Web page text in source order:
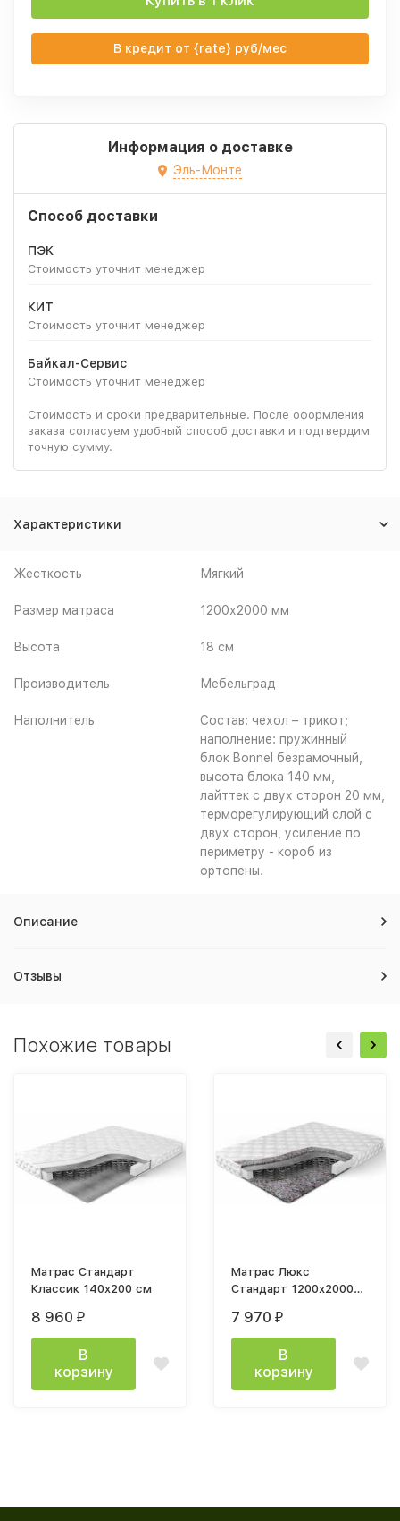
В кредит от {rate} руб/мес
Информация о доставке
Эль-Монте
Способ доставки
ПЭК
Стоимость уточнит менеджер
КИТ
Стоимость уточнит менеджер
Байкал-Сервис
Стоимость уточнит менеджер
Стоимость и сроки предварительные. После оформления
заказа согласуем удобный способ доставки и подтвердим
точную сумму.
Характеристики
Жесткость Мягкий
Размер матраса 1200х2000 мм
Высота 18 см
Производитель Мебельград
Наполнитель
Состав: чехол – трикот;
наполнение: пружинный
блок Bonnel безрамочный,
высота блока 140 мм,
лайттек с двух сторон 20 мм,
терморегулирующий слой с
двух сторон, усиление по
периметру - короб из
ортопены.
Описание
Отзывы
Похожие товары
Матрас Стандарт
Классик 140x200 см
8 960 ₽
В
корзину
Матрас Люкс
Стандарт 1200х2000
7 970 ₽
В
корзину